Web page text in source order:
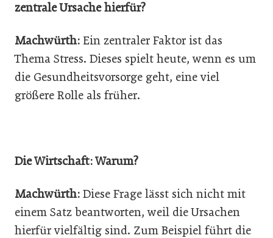
zentrale Ursache hierfür?
Machwürth: Ein zentraler Faktor ist das
Thema Stress. Dieses spielt heute, wenn es um
die Gesundheitsvorsorge geht, eine viel
größere Rolle als früher.
Die Wirtschaft: Warum?
Machwürth: Diese Frage lässt sich nicht mit
einem Satz beantworten, weil die Ursachen
hierfür vielfältig sind. Zum Beispiel führt die